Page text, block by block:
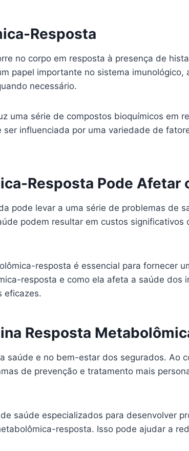
Resposta
no corpo em resposta à presença de
papel importante no sistema imunológico,
necessário.
uma série de compostos bioquímicos em
influenciada por uma variedade de
Resposta Pode Afetar
pode levar a uma série de problemas de
podem resultar em custos significativos
resposta é essencial para fornecer
resposta e como ela afeta a saúde dos
eficazes.
Resposta
saúde e no bem-estar dos segurados. Ao
de prevenção e tratamento mais
saúde especializados para desenvolver
resposta. Isso pode ajudar a